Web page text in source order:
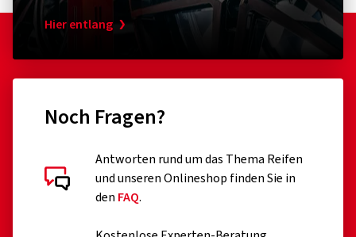
Hier entlang
Noch Fragen?
Antworten rund um das Thema Reifen
und unseren Onlineshop finden Sie in
den FAQ.